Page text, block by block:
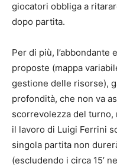
giocatori obbliga a
dopo partita.
Per di più, l’abbondante
proposte (mappa
gestione delle risorse),
profondità, che non va
scorrevolezza del
il lavoro di Luigi Ferrini
singola partita non
(escludendo i circa 15’